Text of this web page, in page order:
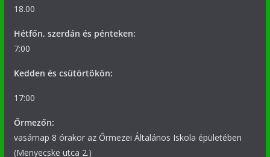
18.00
Hétfőn, szerdán és pénteken:
7:00
Kedden és csütörtökön:
17:00
Őrmezőn:
vasárnap 8 órakor az Őrmezei Általános Iskola épületében
(Menyecske utca 2.)